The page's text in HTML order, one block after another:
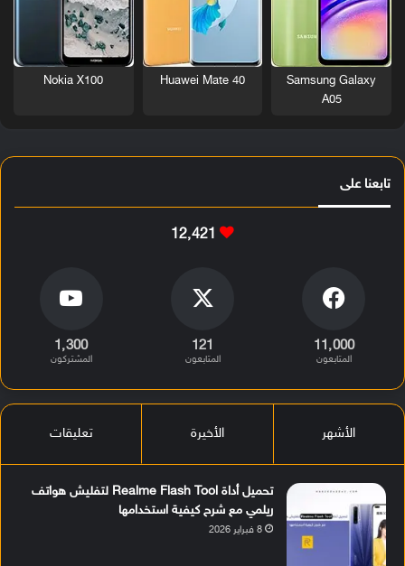
Samsung Galaxy
A05
Huawei Mate 40
Nokia X100
تابعنا على
12٬421
11٬000
المتابعون
121
المتابعون
1٬300
المشتركون
الأشهر الأخيرة تعليقات
تحميل أداة Realme Flash Tool لتفليش هواتف
ريلمي مع شرح كيفية استخدامها
8 فبراير 2026